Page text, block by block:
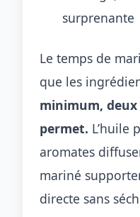
surprenante
Le temps de
que les
minimum,
permet. L’huile
aromates
mariné
directe sans